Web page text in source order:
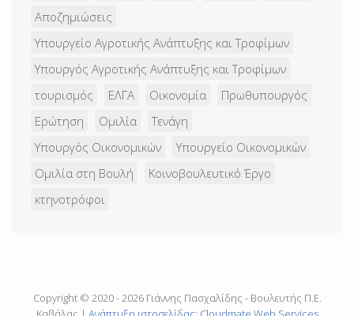
Αποζημιώσεις
Υπουργείο Αγροτικής Ανάπτυξης και Τροφίμων
Υπουργός Αγροτικής Ανάπτυξης και Τροφίμων
τουρισμός
ΕΛΓΑ Οικονομία
Πρωθυπουργός
Ερώτηση
Ομιλία
Τενάγη
Υπουργός Οικονομικών
Υπουργείο Οικονομικών
Ομιλία στη Βουλή
Κοινοβουλευτικό Έργο
κτηνοτρόφοι
Copyright © 2020 - 2026 Γιάννης Πασχαλίδης - Βουλευτής Π.Ε.